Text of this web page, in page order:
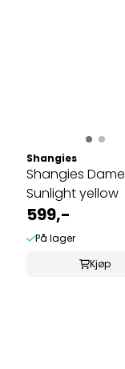
Shangies
Shangies
Sunlight yellow
599,-
På lager
Kjøp